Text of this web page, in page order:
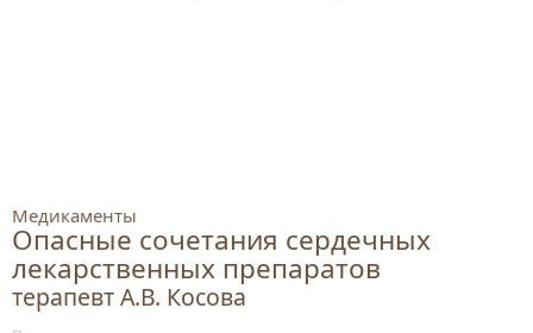
Медикаменты
Опасные сочетания сердечных
лекарственных препаратов
терапевт А.В. Косова